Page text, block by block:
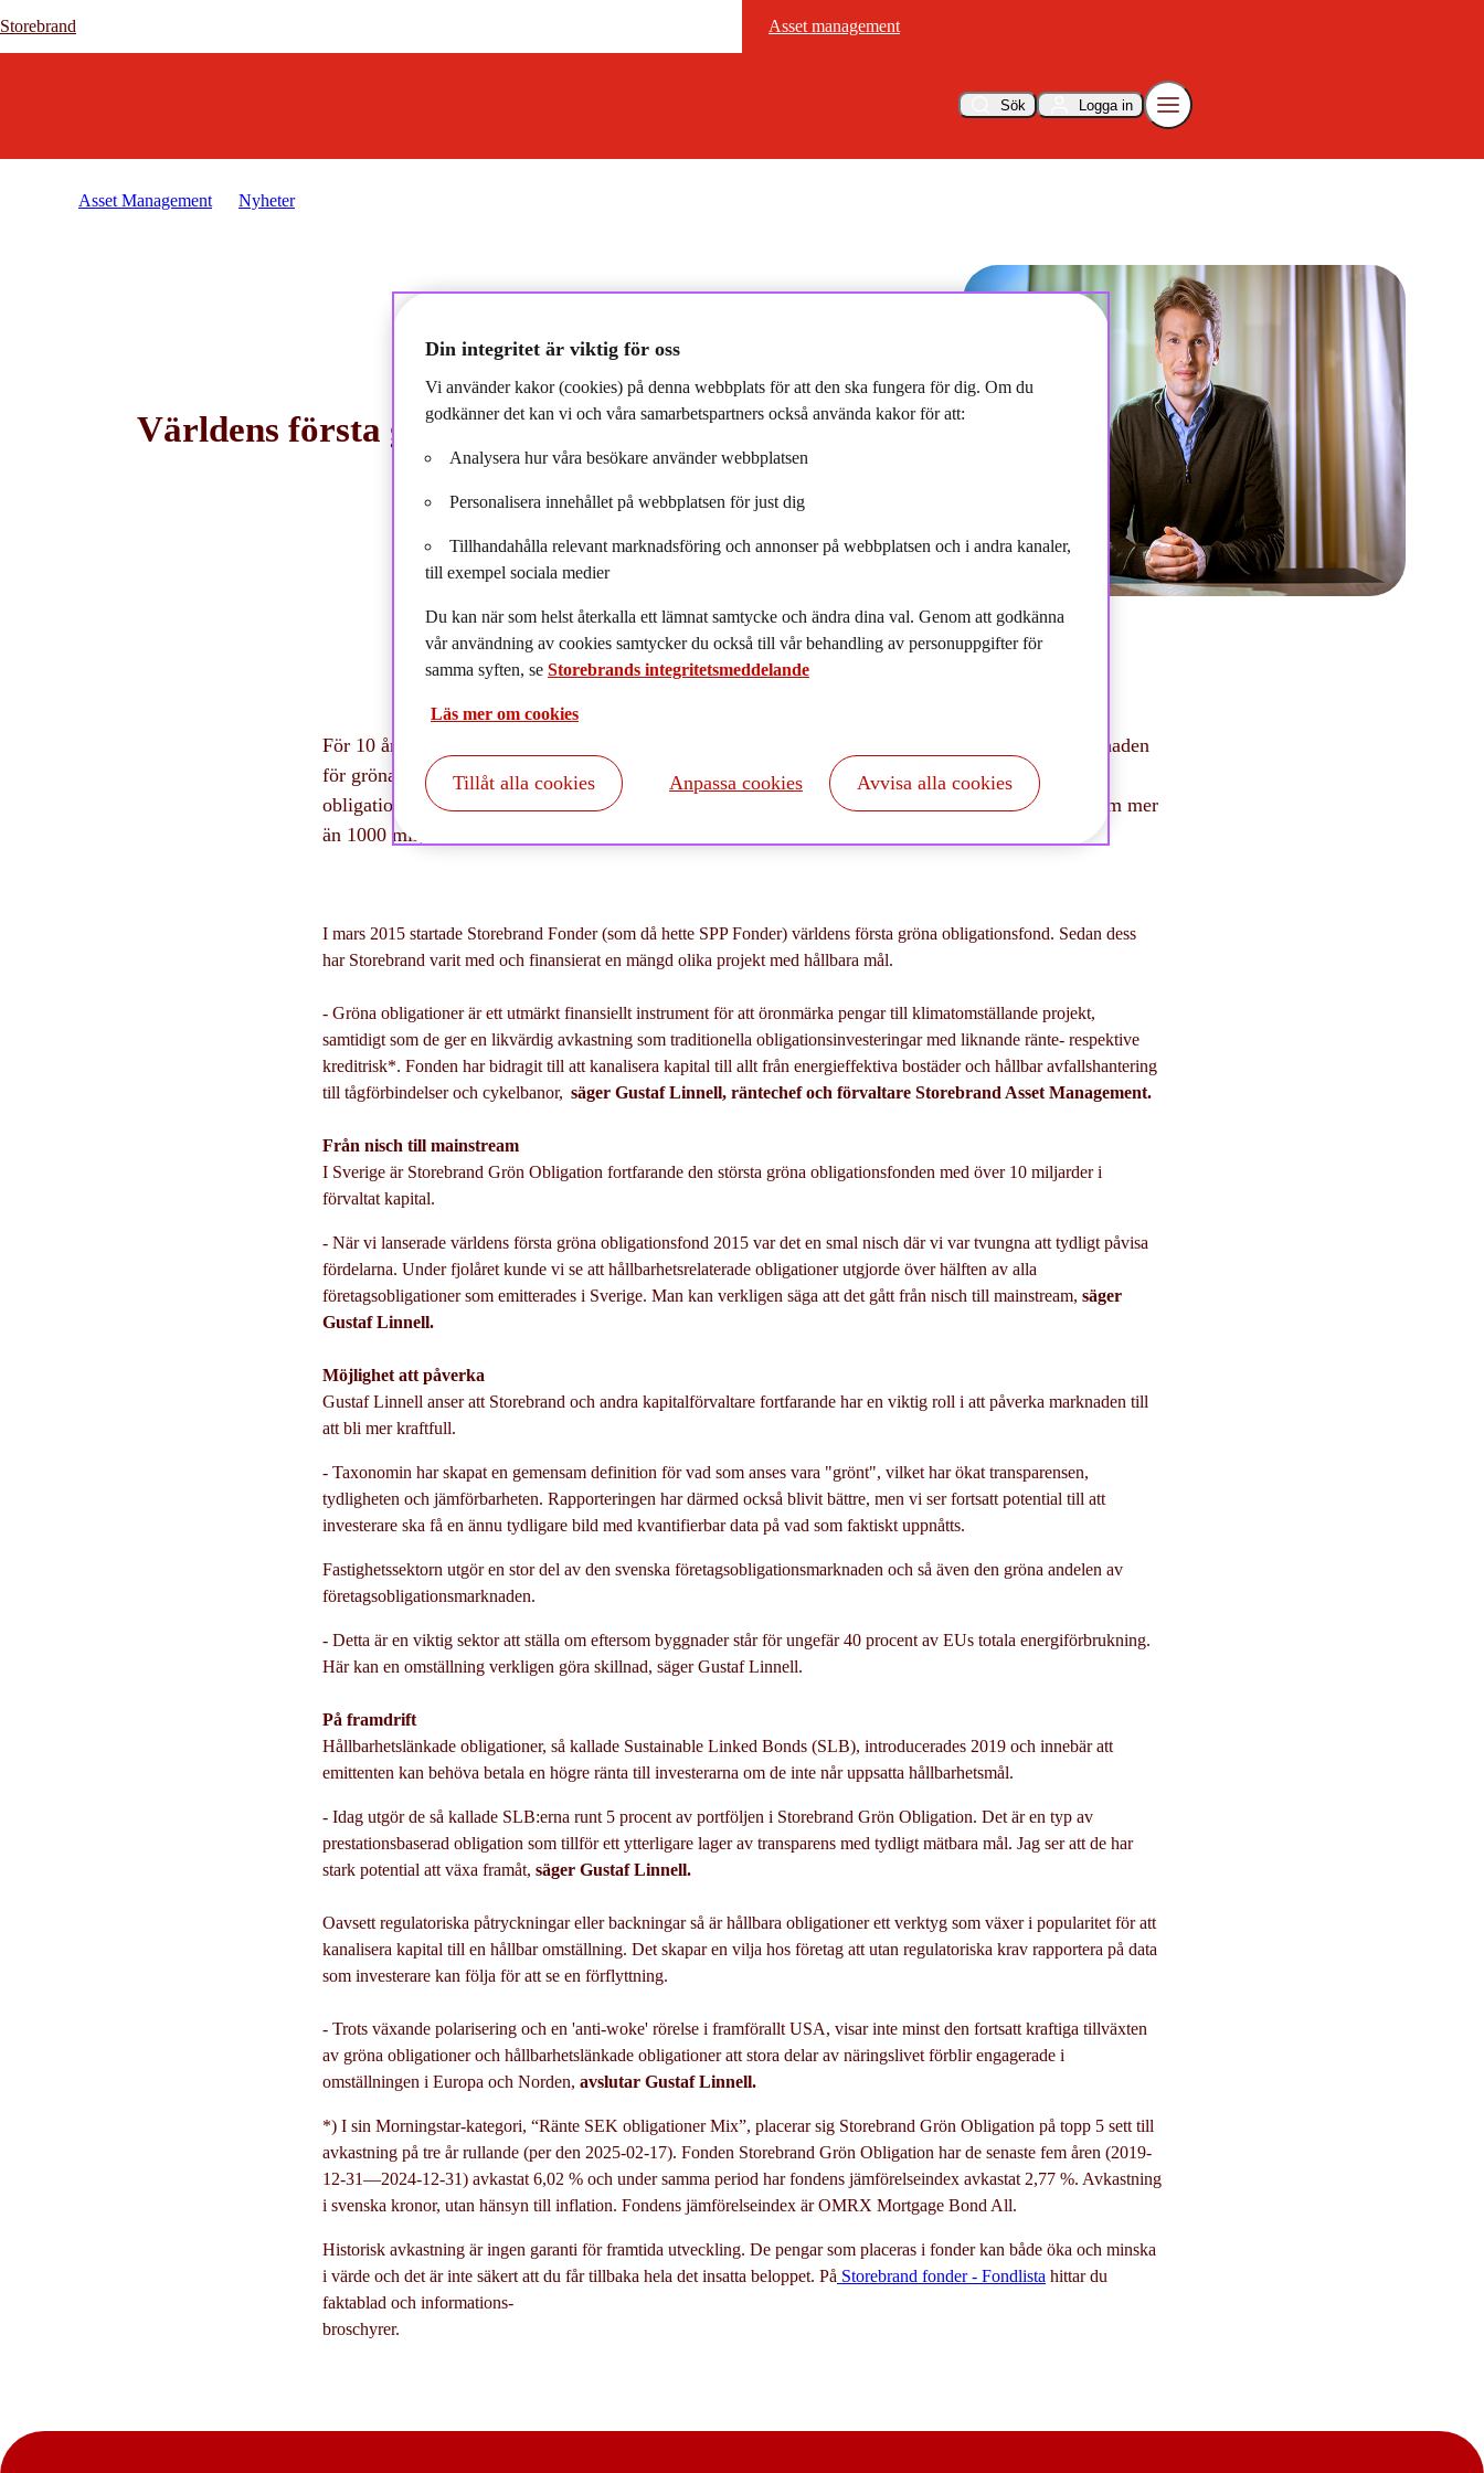
Storebrand Asset management
Sök Logga in
Storebrand Asset management
Asset Management Nyheter
Världens första gröna obligationsfond firar 10 år
För 10 år sedan lanserade Storebrand världens första gröna obligationsfond. Sedan dess har marknaden
för gröna obligationer vuxit explosionsartat. Från att Världsbanken 2008 gav ut den första gröna
obligationen har marknaden vuxit till att idag årligen emittera hållbara obligationer till ett värde om mer
än 1000 miljarder dollar.
I mars 2015 startade Storebrand Fonder (som då hette SPP Fonder) världens första gröna obligationsfond. Sedan dess
har Storebrand varit med och finansierat en mängd olika projekt med hållbara mål.
- Gröna obligationer är ett utmärkt finansiellt instrument för att öronmärka pengar till klimatomställande projekt,
samtidigt som de ger en likvärdig avkastning som traditionella obligationsinvesteringar med liknande ränte- respektive
kreditrisk*. Fonden har bidragit till att kanalisera kapital till allt från energieffektiva bostäder och hållbar avfallshantering
till tågförbindelser och cykelbanor, säger Gustaf Linnell, räntechef och förvaltare Storebrand Asset Management.
Från nisch till mainstream
I Sverige är Storebrand Grön Obligation fortfarande den största gröna obligationsfonden med över 10 miljarder i
förvaltat kapital.
- När vi lanserade världens första gröna obligationsfond 2015 var det en smal nisch där vi var tvungna att tydligt påvisa
fördelarna. Under fjolåret kunde vi se att hållbarhetsrelaterade obligationer utgjorde över hälften av alla
företagsobligationer som emitterades i Sverige. Man kan verkligen säga att det gått från nisch till mainstream, säger
Gustaf Linnell.
Möjlighet att påverka
Gustaf Linnell anser att Storebrand och andra kapitalförvaltare fortfarande har en viktig roll i att påverka marknaden till
att bli mer kraftfull.
- Taxonomin har skapat en gemensam definition för vad som anses vara "grönt", vilket har ökat transparensen,
tydligheten och jämförbarheten. Rapporteringen har därmed också blivit bättre, men vi ser fortsatt potential till att
investerare ska få en ännu tydligare bild med kvantifierbar data på vad som faktiskt uppnåtts.
Fastighetssektorn utgör en stor del av den svenska företagsobligationsmarknaden och så även den gröna andelen av
företagsobligationsmarknaden.
- Detta är en viktig sektor att ställa om eftersom byggnader står för ungefär 40 procent av EUs totala energiförbrukning.
Här kan en omställning verkligen göra skillnad, säger Gustaf Linnell.
På framdrift
Hållbarhetslänkade obligationer, så kallade Sustainable Linked Bonds (SLB), introducerades 2019 och innebär att
emittenten kan behöva betala en högre ränta till investerarna om de inte når uppsatta hållbarhetsmål.
- Idag utgör de så kallade SLB:erna runt 5 procent av portföljen i Storebrand Grön Obligation. Det är en typ av
prestationsbaserad obligation som tillför ett ytterligare lager av transparens med tydligt mätbara mål. Jag ser att de har
stark potential att växa framåt, säger Gustaf Linnell.
Oavsett regulatoriska påtryckningar eller backningar så är hållbara obligationer ett verktyg som växer i popularitet för att
kanalisera kapital till en hållbar omställning. Det skapar en vilja hos företag att utan regulatoriska krav rapportera på data
som investerare kan följa för att se en förflyttning.
- Trots växande polarisering och en 'anti-woke' rörelse i framförallt USA, visar inte minst den fortsatt kraftiga tillväxten
av gröna obligationer och hållbarhetslänkade obligationer att stora delar av näringslivet förblir engagerade i
omställningen i Europa och Norden, avslutar Gustaf Linnell.
*) I sin Morningstar-kategori, “Ränte SEK obligationer Mix”, placerar sig Storebrand Grön Obligation på topp 5 sett till
avkastning på tre år rullande (per den 2025-02-17). Fonden Storebrand Grön Obligation har de senaste fem åren (2019-
12-31—2024-12-31) avkastat 6,02 % och under samma period har fondens jämförelseindex avkastat 2,77 %. Avkastning
i svenska kronor, utan hänsyn till inflation. Fondens jämförelseindex är OMRX Mortgage Bond All.
Historisk avkastning är ingen garanti för framtida utveckling. De pengar som placeras i fonder kan både öka och minska
i värde och det är inte säkert att du får tillbaka hela det insatta beloppet. På Storebrand fonder - Fondlista hittar du
faktablad och informations-
broschyrer.
Din integritet är viktig för oss
Vi använder kakor (cookies) på denna webbplats för att den ska fungera för dig. Om du
godkänner det kan vi och våra samarbetspartners också använda kakor för att:
Analysera hur våra besökare använder webbplatsen
Personalisera innehållet på webbplatsen för just dig
Tillhandahålla relevant marknadsföring och annonser på webbplatsen och i andra kanaler,
till exempel sociala medier
Du kan när som helst återkalla ett lämnat samtycke och ändra dina val. Genom att godkänna
vår användning av cookies samtycker du också till vår behandling av personuppgifter för
samma syften, se Storebrands integritetsmeddelande
Läs mer om cookies
Anpassa cookies Avvisa alla cookies
Tillåt alla cookies